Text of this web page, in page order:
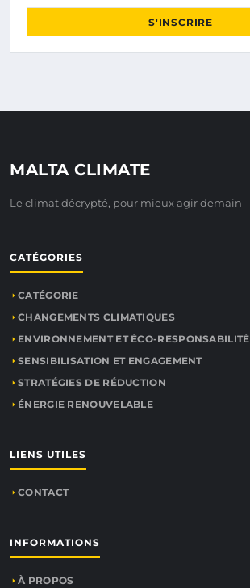
S'INSCRIRE
MALTA CLIMATE
Le climat décrypté, pour mieux agir demain
CATÉGORIES
CATÉGORIE
CHANGEMENTS CLIMATIQUES
ENVIRONNEMENT ET ÉCO-RESPONSABILITÉ
SENSIBILISATION ET ENGAGEMENT
STRATÉGIES DE RÉDUCTION
ÉNERGIE RENOUVELABLE
LIENS UTILES
CONTACT
INFORMATIONS
À PROPOS